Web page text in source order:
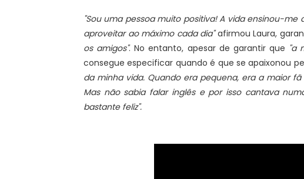
"Sou uma pessoa muito positiva! A vida ensinou-
aproveitar ao máximo cada dia"afirmou Laura,
os amigos". No entanto, apesar de garantir que "a
consegue especificar quando é que se apaixonou
da minha vida. Quando era pequena, era a maior
Mas não sabia falar inglês e por isso cantava
bastante feliz".